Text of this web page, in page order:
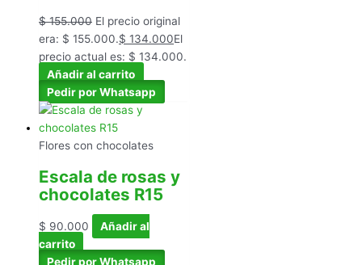
$155.000 El precio original
era: $ 155.000.$ 134.000El
precio actual es: $ 134.000.
Añadir al carrito
Pedir por Whatsapp
Flores con chocolates
Escala de rosas y
chocolates R15
$ 90.000
Añadir al
carrito
Pedir por Whatsapp